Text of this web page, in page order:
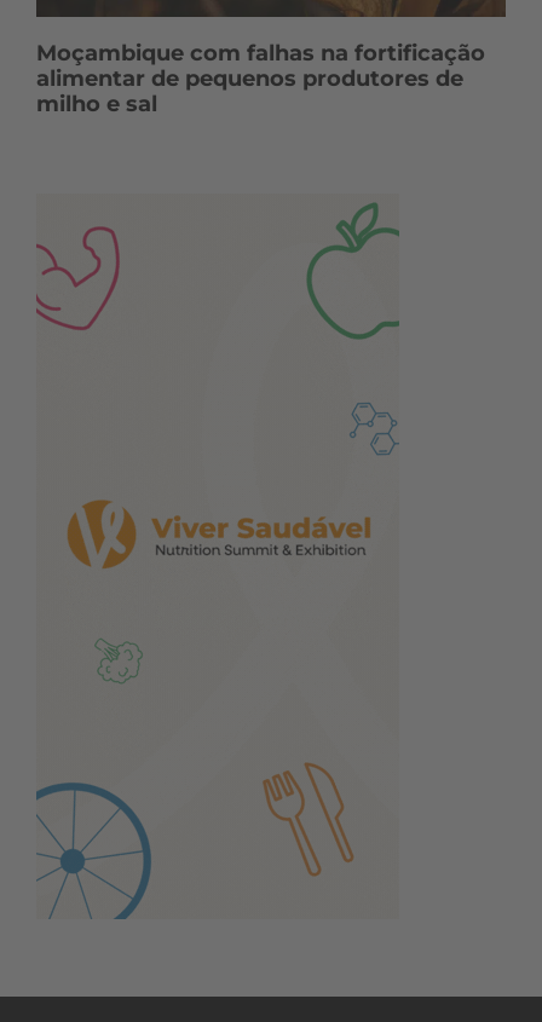
Moçambique com falhas na fortificação
alimentar de pequenos produtores de
milho e sal